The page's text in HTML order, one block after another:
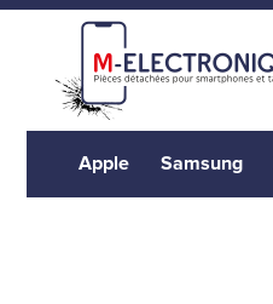
Apple Samsung